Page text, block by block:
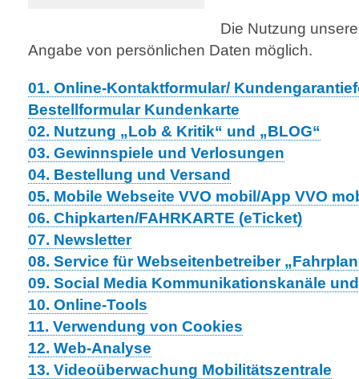
Die Nutzung
Angabe von persönlichen Daten möglich.
01. Online-Kontaktformular/
Bestellformular Kundenkarte
02. Nutzung „Lob & Kritik“ und „BLOG“
03. Gewinnspiele und Verlosungen
04. Bestellung und Versand
05. Mobile Webseite VVO mobil/App VVO
06. Chipkarten/FAHRKARTE (eTicket)
07. Newsletter
08. Service für Webseitenbetreiber
09. Social Media Kommunikationskanäle
10. Online-Tools
11. Verwendung von Cookies
12. Web-Analyse
13. Videoüberwachung Mobilitätszentrale